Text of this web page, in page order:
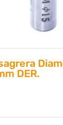
DER.